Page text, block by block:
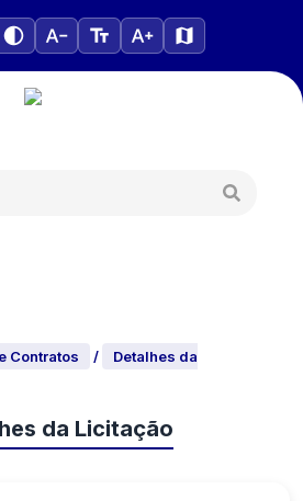
Contratos /
Detalhes da
da Licitação